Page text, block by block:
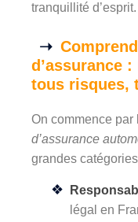
tranquillité d’esprit.
d’assurance
tous risques,
On commence par
d’assurance
grandes
légal en